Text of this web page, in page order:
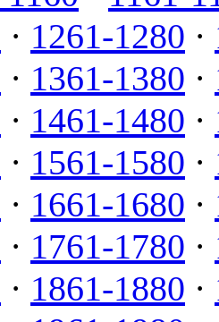
· 1261-1280 ·
· 1361-1380 ·
· 1461-1480 ·
· 1561-1580 ·
· 1661-1680 ·
· 1761-1780 ·
· 1861-1880 ·